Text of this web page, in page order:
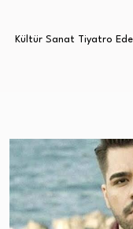
Kültür Sanat Tiyatro